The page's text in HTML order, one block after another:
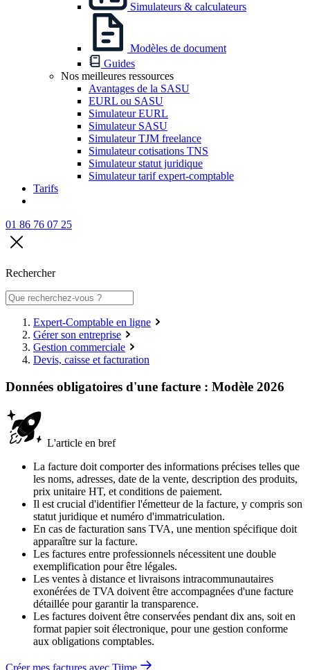
Simulateurs & calculateurs
Modèles de document
Guides
Nos meilleures ressources
Avantages de la SASU
EURL ou SASU
Simulateur EURL
Simulateur SASU
Simulateur TJM freelance
Simulateur cotisations TNS
Simulateur statut juridique
Simulateur tarif expert-comptable
Tarifs
01 86 76 07 25
Rechercher
Expert-Comptable en ligne
Gérer son entreprise
Gestion commerciale
Devis, caisse et facturation
Données obligatoires d'une facture : Modèle 2026
L'article en bref
La facture doit comporter des informations précises telles que
les noms, adresses, date de la vente, description des produits,
prix unitaire HT, et conditions de paiement.
Il est crucial d'identifier l'émetteur de la facture, y compris son
statut juridique et numéro d'immatriculation.
En cas de facturation sans TVA, une mention spécifique doit
apparaître sur la facture.
Les factures entre professionnels nécessitent une double
exemplification pour être légales.
Les ventes à distance et livraisons intracommunautaires
exonérées de TVA doivent être accompagnées d'une facture
détaillée pour garantir la transparence.
Les factures doivent être conservées pendant dix ans, soit en
format papier soit électronique, pour une gestion conforme
aux obligations comptables.
Créer mes factures avec Tiime